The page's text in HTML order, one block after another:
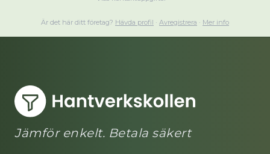
Är det här ditt företag? Hävda profil · Avregistrera · Mer info
Jämför enkelt. Betala säkert